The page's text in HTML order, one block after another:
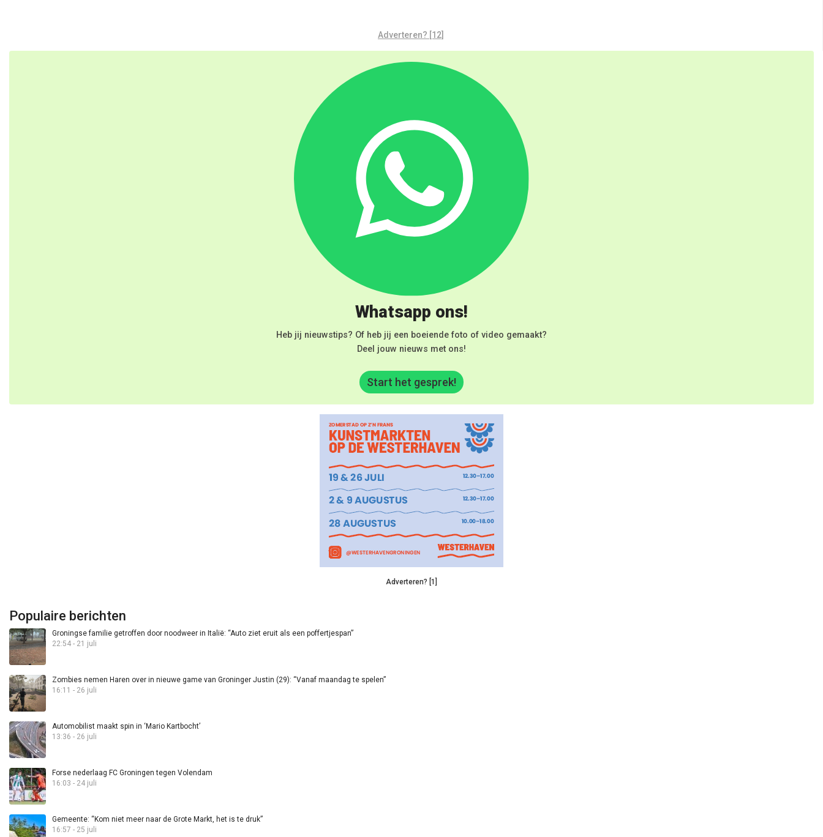
Adverteren? [12]
Whatsapp ons!
Heb jij nieuwstips? Of heb jij een boeiende foto of video gemaakt?
Deel jouw nieuws met ons!
Start het gesprek!
Adverteren? [1]
Populaire berichten
Groningse familie getroffen door noodweer in Italië: “Auto ziet eruit als een poffertjespan”
22:54 - 21 juli
Zombies nemen Haren over in nieuwe game van Groninger Justin (29): “Vanaf maandag te spelen”
16:11 - 26 juli
Automobilist maakt spin in ‘Mario Kartbocht’
13:36 - 26 juli
Forse nederlaag FC Groningen tegen Volendam
16:03 - 24 juli
Gemeente: “Kom niet meer naar de Grote Markt, het is te druk”
16:57 - 25 juli